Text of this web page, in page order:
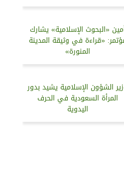
«البحوث الإسلامية» يشارك
«قراءة في وثيقة المدينة
المنورة»
الشؤون الإسلامية يشيد بدور
المرأة السعودية في الحرف
اليدوية